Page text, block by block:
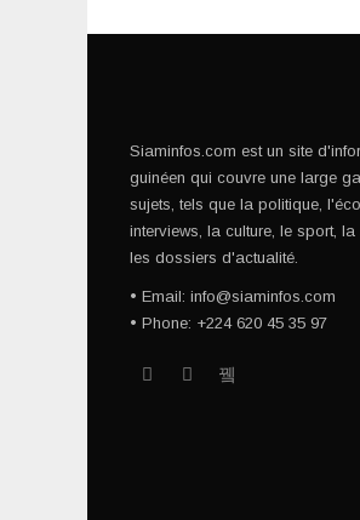
Siaminfos.com est un site
guinéen qui couvre une large
sujets, tels que la politique,
interviews, la culture, le sport, la
les dossiers d'actualité.
• Email: info@siaminfos.com
• Phone: +224 620 45 35 97